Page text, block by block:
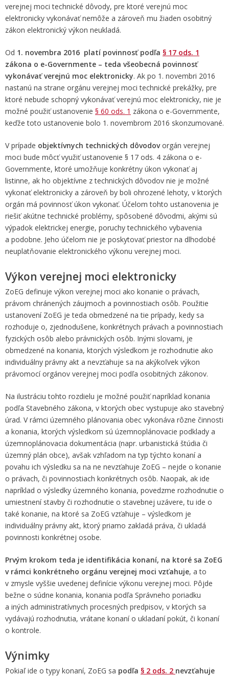
verejnej moci technické dôvody, pre ktoré verejnú moc
elektronicky vykonávať nemôže a zároveň mu žiaden osobitný
zákon elektronický výkon neukladá.
Od 1. novembra 2016 platí povinnosť podľa § 17 ods. 1
zákona o e-Governmente – teda všeobecná povinnosť
vykonávať verejnú moc elektronicky. Ak po 1. novembri 2016
nastanú na strane orgánu verejnej moci technické prekážky, pre
ktoré nebude schopný vykonávať verejnú moc elektronicky, nie je
možné použiť ustanovenie § 60 ods. 1 zákona o e-Governmente,
keďže toto ustanovenie bolo 1. novembrom 2016 skonzumované.
V prípade objektívnych technických dôvodovorgán verejnej
moci bude môcť využiť ustanovenie § 17 ods. 4 zákona o e-
Governmente, ktoré umožňuje konkrétny úkon vykonať aj
listinne, ak ho objektívne z technických dôvodov nie je možné
vykonať elektronicky a zároveň by boli ohrozené lehoty, v ktorých
orgán má povinnosť úkon vykonať. Účelom tohto ustanovenia je
riešiť akútne technické problémy, spôsobené dôvodmi, akými sú
výpadok elektrickej energie, poruchy technického vybavenia
a podobne. Jeho účelom nie je poskytovať priestor na dlhodobé
neuplatňovanie elektronického výkonu verejnej moci.
Výkon verejnej moci elektronicky
ZoEG definuje výkon verejnej moci ako konanie o právach,
právom chránených záujmoch a povinnostiach osôb. Použitie
ustanovení ZoEG je teda obmedzené na tie prípady, kedy sa
rozhoduje o, zjednodušene, konkrétnych právach a povinnostiach
fyzických osôb alebo právnických osôb. Inými slovami, je
obmedzené na konania, ktorých výsledkom je rozhodnutie ako
individuálny právny akt a nevzťahuje sa na akýkoľvek výkon
právomocí orgánov verejnej moci podľa osobitných zákonov.
Na ilustráciu tohto rozdielu je možné použiť napríklad konania
podľa Stavebného zákona, v ktorých obec vystupuje ako stavebný
úrad. V rámci územného plánovania obec vykonáva rôzne činnosti
a konania, ktorých výsledkom sú územnoplánovacie podklady a
územnoplánovacia dokumentácia (napr. urbanistická štúdia či
územný plán obce), avšak vzhľadom na typ týchto konaní a
povahu ich výsledku sa na ne nevzťahuje ZoEG – nejde o konanie
o právach, či povinnostiach konkrétnych osôb. Naopak, ak ide
napríklad o výsledky územného konania, povedzme rozhodnutie o
umiestnení stavby či rozhodnutie o stavebnej uzávere, tu ide o
také konanie, na ktoré sa ZoEG vzťahuje – výsledkom je
individuálny právny akt, ktorý priamo zakladá práva, či ukladá
povinnosti konkrétnej osobe.
Prvým krokom teda je identifikácia konaní, na ktoré sa ZoEG
v rámci konkrétneho orgánu verejnej moci vzťahuje, a to
v zmysle vyššie uvedenej definície výkonu verejnej moci. Pôjde
bežne o súdne konania, konania podľa Správneho poriadku
a iných administratívnych procesných predpisov, v ktorých sa
vydávajú rozhodnutia, vrátane konaní o ukladaní pokút, či konaní
o kontrole.
Výnimky
Pokiaľ ide o typy konaní, ZoEG sa podľa § 2 ods. 2 nevzťahuje